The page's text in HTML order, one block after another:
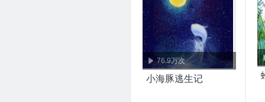
76.9万次
小海豚逃生记